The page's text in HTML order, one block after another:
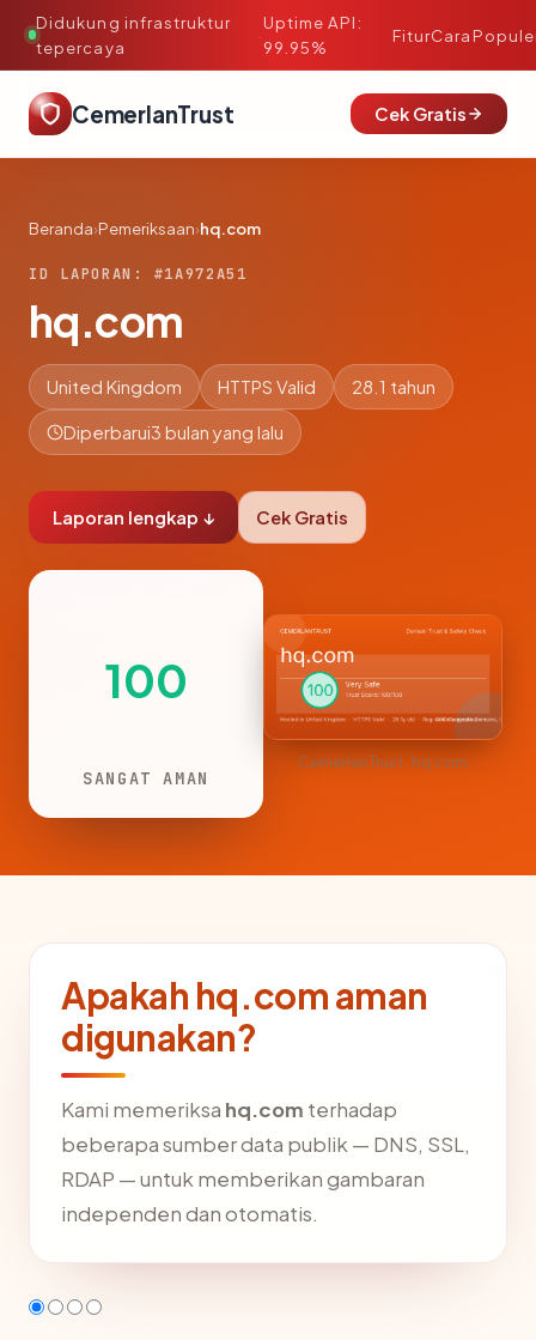
Didukung infrastruktur
tepercaya
·
Uptime API:
99.95%
FiturCara
CemerlanTrust Cek Gratis
Beranda›Pemeriksaan›hq.com
ID LAPORAN: #1A972A51
hq.com
United Kingdom HTTPS Valid 28.1 tahun
Diperbarui3 bulan yang lalu
Laporan lengkap ↓ Cek Gratis
100
SANGAT AMAN
CemerlanTrust · hq.com
Apakah hq.com aman
digunakan?
Kami memeriksa hq.com terhadap
beberapa sumber data publik — DNS, SSL,
RDAP — untuk memberikan gambaran
independen dan otomatis.